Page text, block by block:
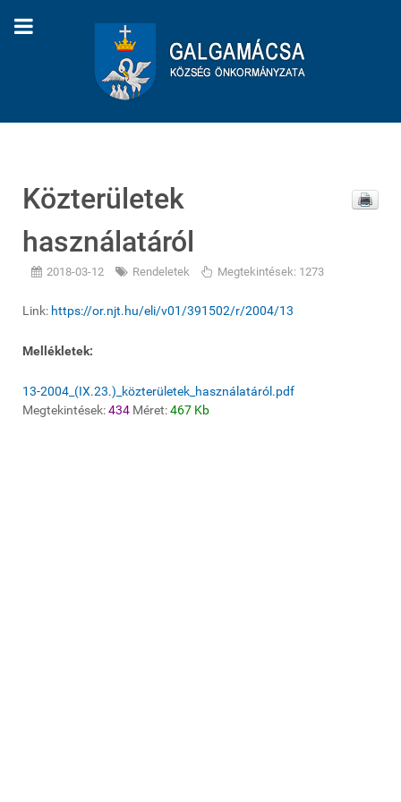
Közterületek
használatáról
2018-03-12 Rendeletek Megtekintések: 1273
Link: https://or.njt.hu/eli/v01/391502/r/2004/13
Mellékletek:
13-2004_(IX.23.)_közterületek_használatáról.pdf
Megtekintések:434 Méret:467 Kb